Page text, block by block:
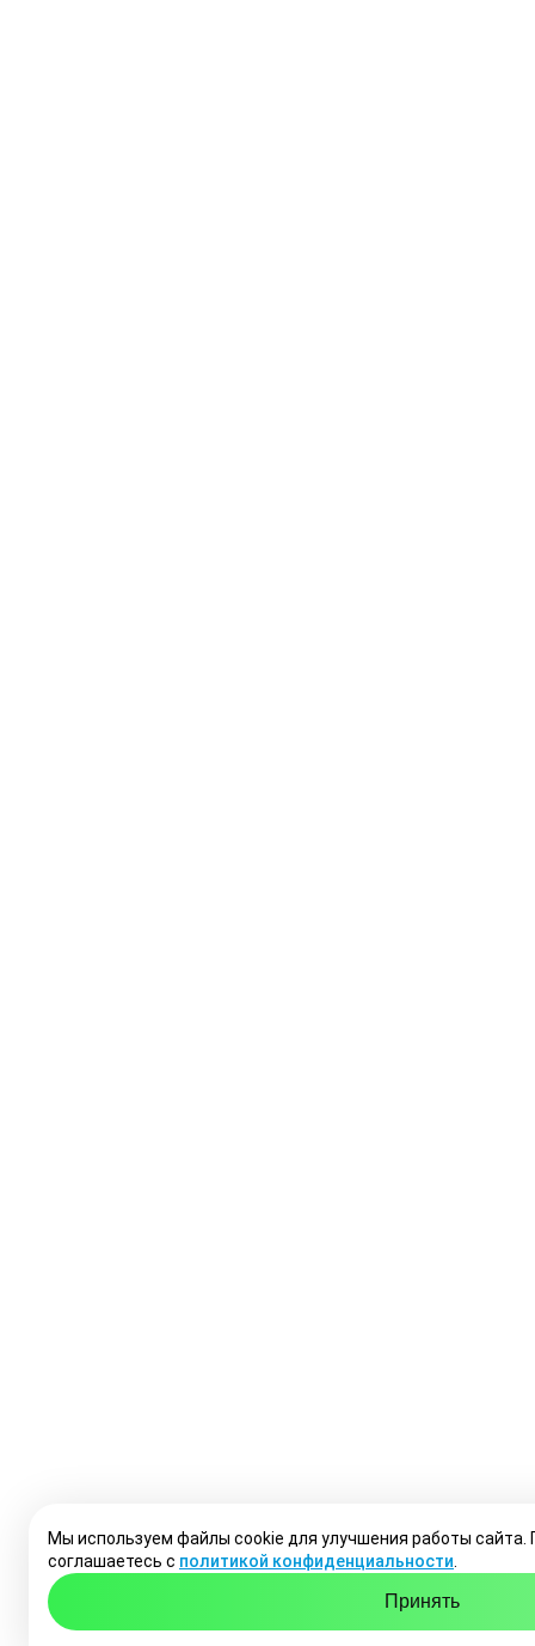
Мы используем файлы cookie для улучшения работы сайта.
соглашаетесь с политикой конфиденциальности
Принять